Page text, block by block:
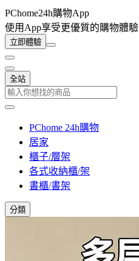
PChome24h購物App
使用App享受更優質的購物體驗
立即體驗
全站
PChome 24h購物
居家
櫃子/層架
各式收納櫃/架
書櫃/書架
分類